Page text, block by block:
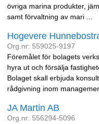
övriga marina produkter,
samt förvaltning av mari ...
Hogevere
Org.nr: 559025-9197
Föremålet för bolagets
hyra ut och försälja
Bolaget skall erbjuda
rådgivning inom
JA Martin AB
Org.nr: 556294-5096